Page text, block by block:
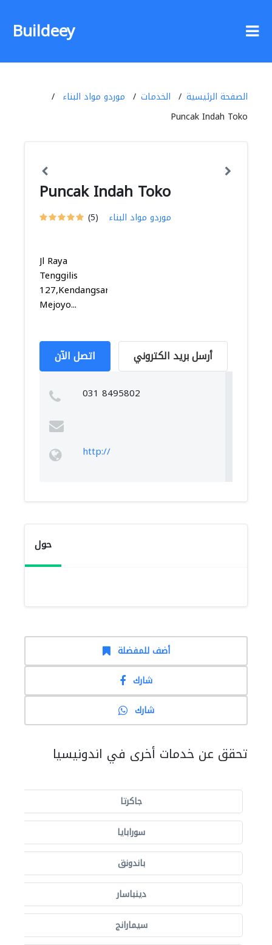
Buildeey
الصفحة الرئيسية الخدمات
موردو مواد البناء
Puncak Indah Toko
Puncak Indah Toko
(5) موردو مواد البناء
Jl Raya
Tenggilis
127,Kendangsari,Tenggilis
Mejoyo...
اتصل الآن أرسل بريد الكتروني
031 8495802
http://
حول
أضف للمفضلة
شارك
شارك
تحقق عن خدمات أخرى في اندونيسيا
جاكرتا
سورابايا
باندونق
دينباسار
سيمارانج